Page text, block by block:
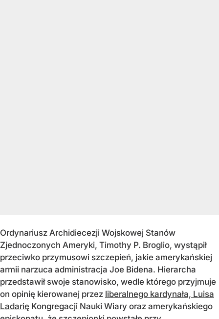
Ordynariusz Archidiecezji Wojskowej Stanów
Zjednoczonych Ameryki, Timothy P. Broglio, wystąpił
przeciwko przymusowi szczepień, jakie amerykańskiej
armii narzuca administracja Joe Bidena. Hierarcha
przedstawił swoje stanowisko, wedle którego przyjmuje
on opinię kierowanej przez liberalnego kardynała, Luisa
Ladarię Kongregacji Nauki Wiary oraz amerykańskiego